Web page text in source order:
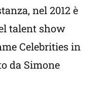
nel 2012 è
talent show
Celebrities in
da Simone